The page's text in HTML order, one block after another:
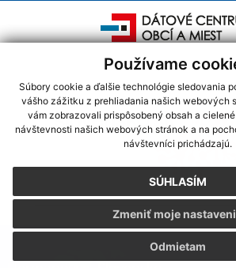
Používame
Súbory cookie a ďalšie technológie sledovania
vášho zážitku z prehliadania našich webových
vám zobrazovali prispôsobený obsah a
návštevnosti našich webových stránok a na
návštevníci prichádzajú.
SÚHLASÍM
Odmietam
Zmeniť moje